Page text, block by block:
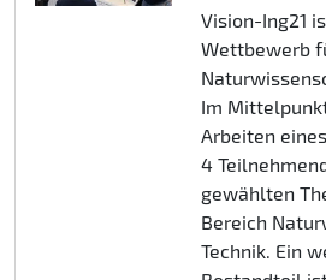
Vision-Ing21
Wettbewerb
Im
Arbeiten
4
gewählten
Bereich
Technik. Ein